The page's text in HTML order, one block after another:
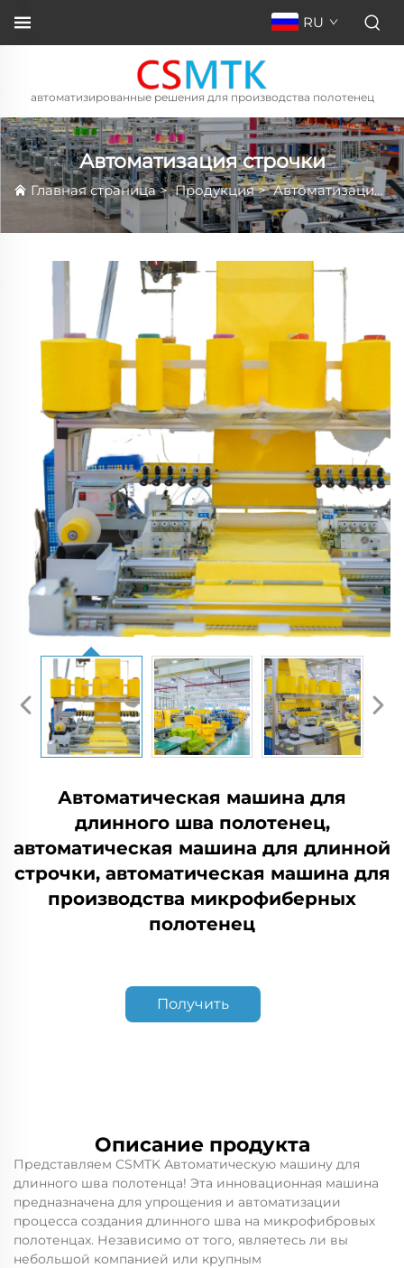
RU
автоматизированные решения для производства полотенец
Автоматизация строчки
Главная страница>Продукция>Автоматизация строчки
Автоматическая машина для
длинного шва полотенец,
автоматическая машина для длинной
строчки, автоматическая машина для
производства микрофиберных
полотенец
Получить
Описание продукта
Представляем CSMTK Автоматическую машину для
длинного шва полотенца! Эта инновационная машина
предназначена для упрощения и автоматизации
процесса создания длинного шва на микрофибровых
полотенцах. Независимо от того, являетесь ли вы
небольшой компанией или крупным